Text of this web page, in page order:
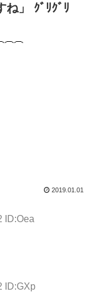
」 ｸﾞﾘｸﾞﾘ
2019.01.01
ID:Oea
ID:GXp